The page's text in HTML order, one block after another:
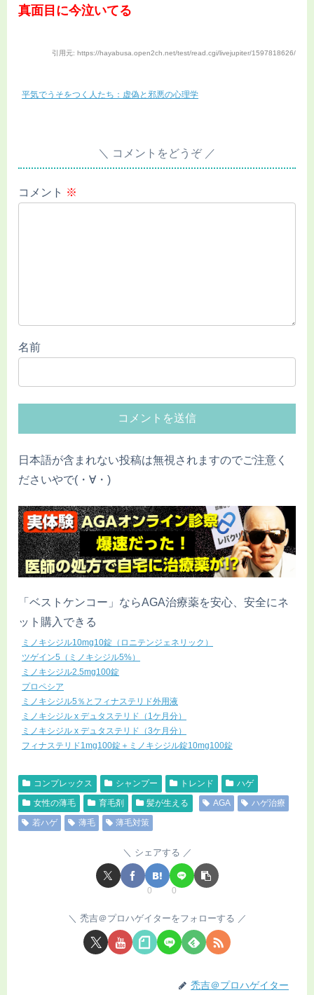
真面目に今泣いてる
引用元: https://hayabusa.open2ch.net/test/read.cgi/livejupiter/1597818626/
平気でうそをつく人たち：虚偽と邪悪の心理学
コメントをどうぞ
コメント ※
名前
日本語が含まれない投稿は無視されますのでご注意く
ださいやで(・∀・)
「ベストケンコー」ならAGA治療薬を安心、安全にネ
ット購入できる
ミノキシジル10mg10錠（ロニテンジェネリック）
ツゲイン5（ミノキシジル5%）
ミノキシジル2.5mg100錠
プロペシア
ミノキシジル5％とフィナステリド外用液
ミノキシジル x デュタステリド（1ケ月分）
ミノキシジル x デュタステリド（3ケ月分）
フィナステリド1mg100錠＋ミノキシジル錠10mg100錠
コンプレックス シャンプー トレンド
ハゲ
女性の薄毛
育毛剤 髪が生える AGA
ハゲ治療
若ハゲ
薄毛 薄毛対策
シェアする
0 0
禿吉＠プロハゲイターをフォローする
禿吉＠プロハゲイター